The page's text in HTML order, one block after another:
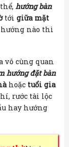
hướng bàn
tới giữa mặt
nào thì
vô cùng quan
hướng đặt bàn
hoặc tuổi gia
rước tài lộc
hay hướng